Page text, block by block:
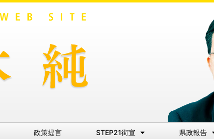
政策提言 STEP21街宣 県政報告